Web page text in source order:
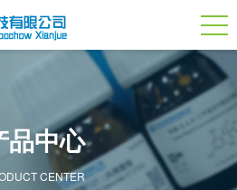
品中心
CENTER